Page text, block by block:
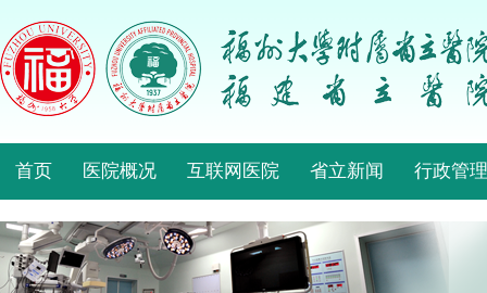
首页 医院概况 互联网医院 省立新闻 行政管理